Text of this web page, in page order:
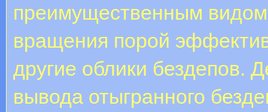
преимущественным
вращения порой
другие облики бездепов.
вывода отыгранного